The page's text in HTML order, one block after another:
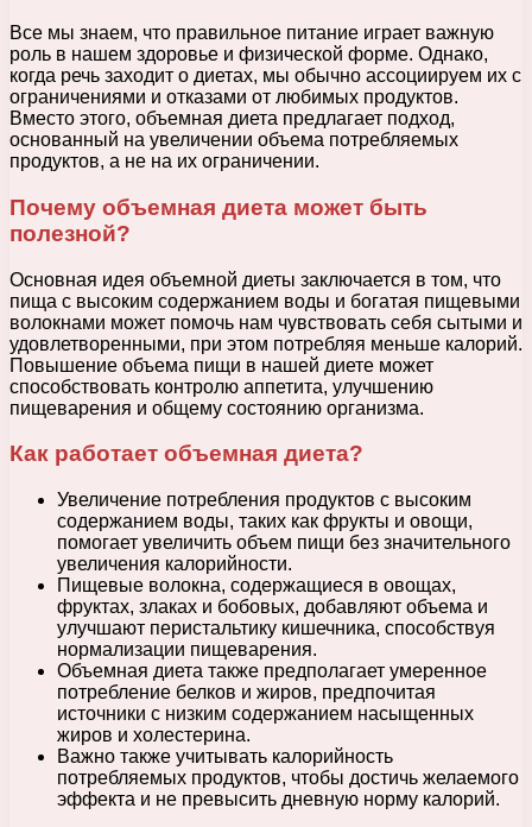
Все мы знаем, что правильное питание играет важную
роль в нашем здоровье и физической форме. Однако,
когда речь заходит о диетах, мы обычно ассоциируем их с
ограничениями и отказами от любимых продуктов.
Вместо этого, объемная диета предлагает подход,
основанный на увеличении объема потребляемых
продуктов, а не на их ограничении.
Почему объемная диета может быть
полезной?
Основная идея объемной диеты заключается в том, что
пища с высоким содержанием воды и богатая пищевыми
волокнами может помочь нам чувствовать себя сытыми и
удовлетворенными, при этом потребляя меньше калорий.
Повышение объема пищи в нашей диете может
способствовать контролю аппетита, улучшению
пищеварения и общему состоянию организма.
Как работает объемная диета?
Увеличение потребления продуктов с высоким
содержанием воды, таких как фрукты и овощи,
помогает увеличить объем пищи без значительного
увеличения калорийности.
Пищевые волокна, содержащиеся в овощах,
фруктах, злаках и бобовых, добавляют объема и
улучшают перистальтику кишечника, способствуя
нормализации пищеварения.
Объемная диета также предполагает умеренное
потребление белков и жиров, предпочитая
источники с низким содержанием насыщенных
жиров и холестерина.
Важно также учитывать калорийность
потребляемых продуктов, чтобы достичь желаемого
эффекта и не превысить дневную норму калорий.